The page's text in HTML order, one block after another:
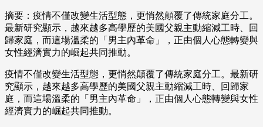
摘要：疫情不僅改變生活型態，更悄然顛覆了傳統家庭分工。
最新研究顯示，越來越多高學歷的美國父親主動縮減工時、回
歸家庭，而這場溫柔的「男主內革命」，正由個人心態轉變與
女性經濟實力的崛起共同推動。
疫情不僅改變生活型態，更悄然顛覆了傳統家庭分工。最新研
究顯示，越來越多高學歷的美國父親主動縮減工時、回歸家
庭，而這場溫柔的「男主內革命」，正由個人心態轉變與女性
經濟實力的崛起共同推動。